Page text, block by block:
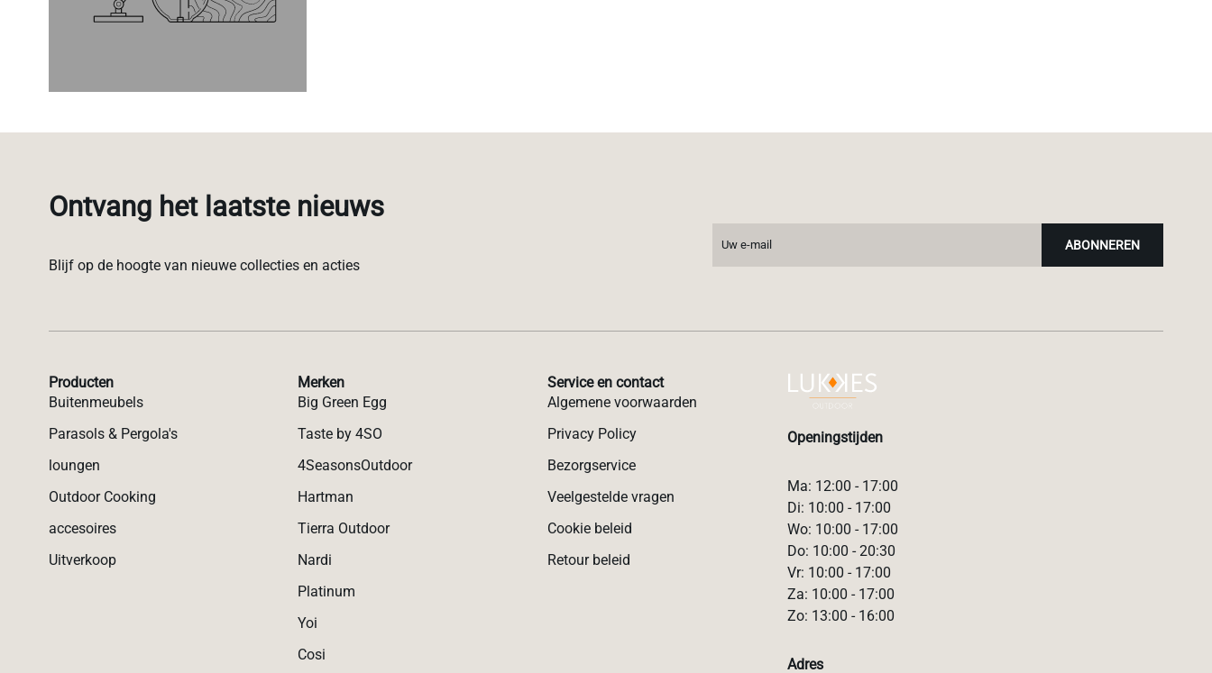
Ontvang het laatste nieuws
Blijf op de hoogte van nieuwe collecties en acties
ABONNEREN
Producten
Buitenmeubels
Parasols & Pergola's
loungen
Outdoor Cooking
accesoires
Uitverkoop
Merken
Big Green Egg
Taste by 4SO
4SeasonsOutdoor
Hartman
Tierra Outdoor
Nardi
Platinum
Yoi
Cosi
Service en contact
Algemene voorwaarden
Privacy Policy
Bezorgservice
Veelgestelde vragen
Cookie beleid
Retour beleid
Openingstijden
Ma: 12:00 - 17:00
Di: 10:00 - 17:00
Wo: 10:00 - 17:00
Do: 10:00 - 20:30
Vr: 10:00 - 17:00
Za: 10:00 - 17:00
Zo: 13:00 - 16:00
Adres